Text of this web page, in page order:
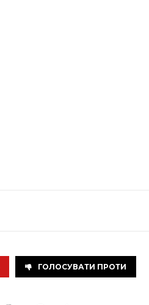
ГОЛОСУВАТИ ПРОТИ